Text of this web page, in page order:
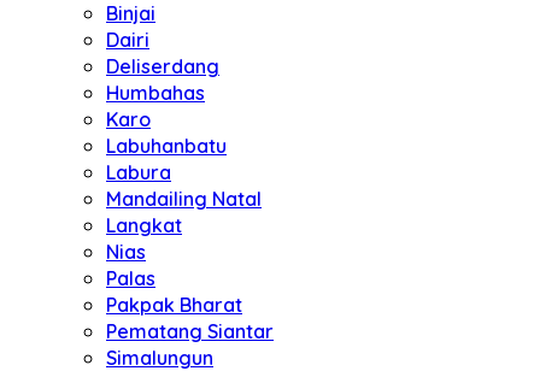
Binjai
Dairi
Deliserdang
Humbahas
Karo
Labuhanbatu
Labura
Mandailing Natal
Langkat
Nias
Palas
Pakpak Bharat
Pematang Siantar
Simalungun